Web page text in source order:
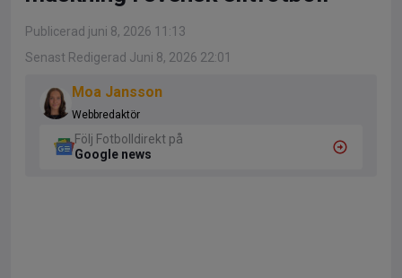
Publicerad juni 8, 2026 11:13
Senast Redigerad Juni 8, 2026 22:01
Moa Jansson
Webbredaktör
Följ Fotbolldirekt på
Google news